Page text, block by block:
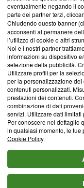
Su di noi
Team editoriale
Corporate
Redazione
Informativa Privacy
Cookie Policy
Blasting SA, IDI CHE-
Lugano (Svizzera) Tel:
© 2026 Blasting News
eventualmente negando il
parte dei partner terzi,
Chiudendo questo banner
acconsenti al permanere
l’utilizzo di cookie o altri
Noi e i nostri partner
informazioni su dispositivo
selezione della pubblicità.
Utilizzare profili per la
per la personalizzazione
contenuti personalizzati.
prestazioni dei contenuti.
combinazione di dati
servizi. Utilizzare dati
Per conoscere nel dettaglio
in qualsiasi momento, le tue
Cookie Policy.